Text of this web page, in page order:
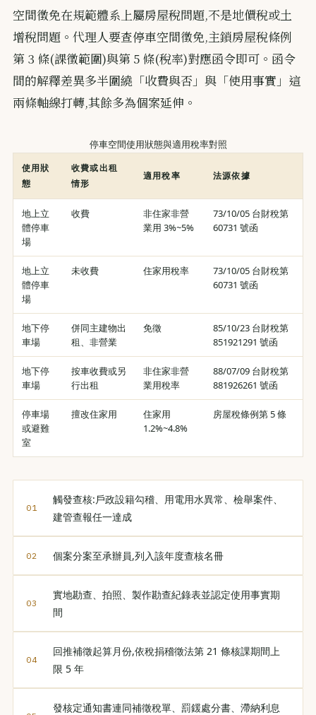
空間徵免在規範體系上屬房屋稅問題,不是地價稅或土
增稅問題。代理人要查停車空間徵免,主鎖房屋稅條例
第 3 條(課徵範圍)與第 5 條(稅率)對應函令即可。函令
間的解釋差異多半圍繞「收費與否」與「使用事實」這
兩條軸線打轉,其餘多為個案延伸。
停車空間使用狀態與適用稅率對照
使用狀
態
收費或出租
情形
適用稅率 法源依據
地上立
體停車
場
收費
非住家非營
業用 3%~5%
73/10/05 台財稅第
60731 號函
地上立
體停車
場
未收費 住家用稅率
73/10/05 台財稅第
60731 號函
地下停
車場
併同主建物出
租、非營業
免徵
85/10/23 台財稅第
851921291 號函
地下停
車場
按車收費或另
行出租
非住家非營
業用稅率
88/07/09 台財稅第
881926261 號函
停車場
或避難
室
擅改住家用
住家用
1.2%~4.8%
房屋稅條例第 5 條
觸發查核:戶政設籍勾稽、用電用水異常、檢舉案件、
建管查報任一達成
個案分案至承辦員,列入該年度查核名冊
實地勘查、拍照、製作勘查紀錄表並認定使用事實期
間
回推補徵起算月份,依稅捐稽徵法第 21 條核課期間上
限 5 年
發核定通知書連同補徵稅單、罰鍰處分書、滯納利息